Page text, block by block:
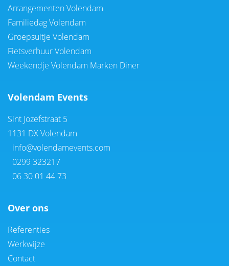
Arrangementen Volendam
Familiedag Volendam
Groepsuitje Volendam
Fietsverhuur Volendam
Weekendje Volendam Marken Diner
Volendam Events
Sint Jozefstraat 5
1131 DX Volendam
info@volendamevents.com
0299 323217
06 30 01 44 73
Over ons
Referenties
Werkwijze
Contact